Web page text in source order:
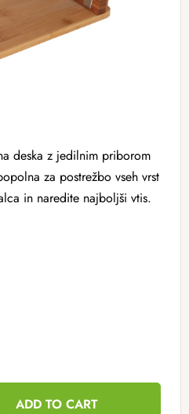
deska z jedilnim priborom
za postrežbo vseh vrst
in naredite najboljši vtis.
ADD TO CART